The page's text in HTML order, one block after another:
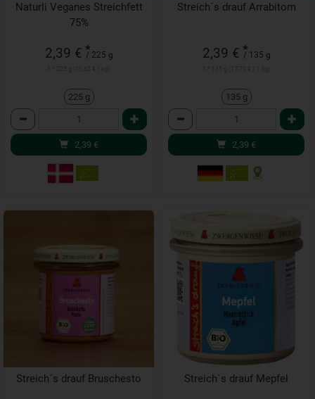
Naturli Veganes Streichfett
75%
2,39 € *
/ 225 g
225 g
Anzahl
2,39 €
Streich´s drauf Arrabitom
2,39 € *
/ 135 g
135 g
Anzahl
2,39 €
Streich´s drauf Bruschesto Streich´s drauf Mepfel